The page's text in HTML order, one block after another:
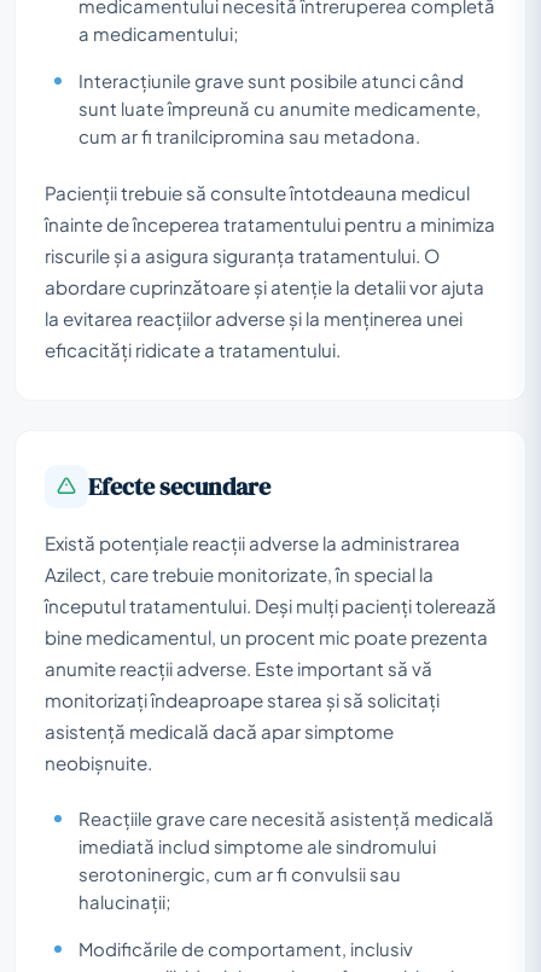
medicamentului necesită întreruperea completă
a medicamentului;
Interacțiunile grave sunt posibile atunci când
sunt luate împreună cu anumite medicamente,
cum ar fi tranilcipromina sau metadona.
Pacienții trebuie să consulte întotdeauna medicul
înainte de începerea tratamentului pentru a minimiza
riscurile și a asigura siguranța tratamentului. O
abordare cuprinzătoare și atenție la detalii vor ajuta
la evitarea reacțiilor adverse și la menținerea unei
eficacități ridicate a tratamentului.
Efecte secundare
Există potențiale reacții adverse la administrarea
Azilect, care trebuie monitorizate, în special la
începutul tratamentului. Deși mulți pacienți tolerează
bine medicamentul, un procent mic poate prezenta
anumite reacții adverse. Este important să vă
monitorizați îndeaproape starea și să solicitați
asistență medicală dacă apar simptome
neobișnuite.
Reacțiile grave care necesită asistență medicală
imediată includ simptome ale sindromului
serotoninergic, cum ar fi convulsii sau
halucinații;
Modificările de comportament, inclusiv